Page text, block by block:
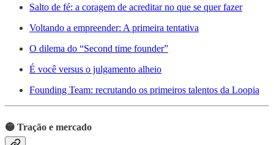
Salto de fé: a coragem de acreditar no que se quer fazer
Voltando a empreender: A primeira tentativa
O dilema do “Second time founder”
É você versus o julgamento alheio
Founding Team: recrutando os primeiros talentos da Loopia
🟡 Tração e mercado